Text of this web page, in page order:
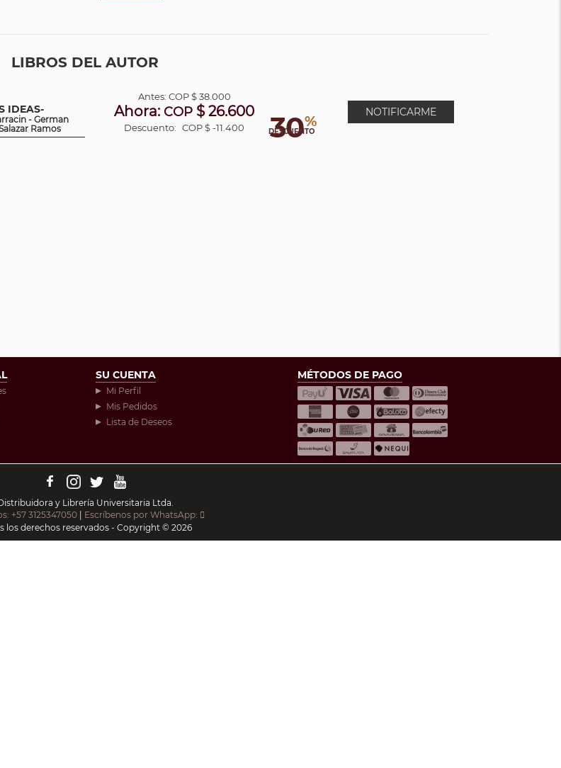
LIBROS DEL AUTOR
IDEAS-
- German
Ramos
30%
DESCUENTO
Antes: COP$ 38.000
Ahora: COP $ 26.600
Descuento: COP $ -11.400
NOTIFICARME
SU CUENTA
Mi Perfil
Mis Pedidos
Lista de Deseos
MÉTODOS DE PAGO
y Librería Universitaria Ltda.
+57 3125347050
Escríbenos por WhatsApp:
los derechos reservados - Copyright © 2026